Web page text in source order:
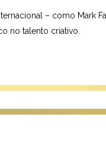
– como Mark
no talento criativo.